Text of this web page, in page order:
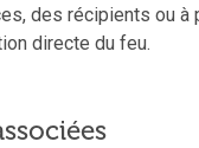
des récipients ou à
directe du feu.